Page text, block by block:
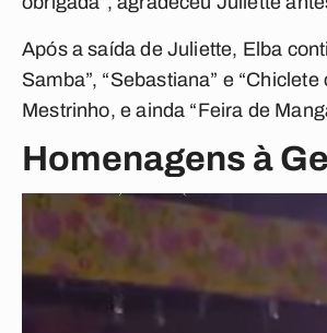
Após a saída de Juliette, Elba
Samba”, “Sebastiana” e
Mestrinho, e ainda “Feira de
Homenagens à